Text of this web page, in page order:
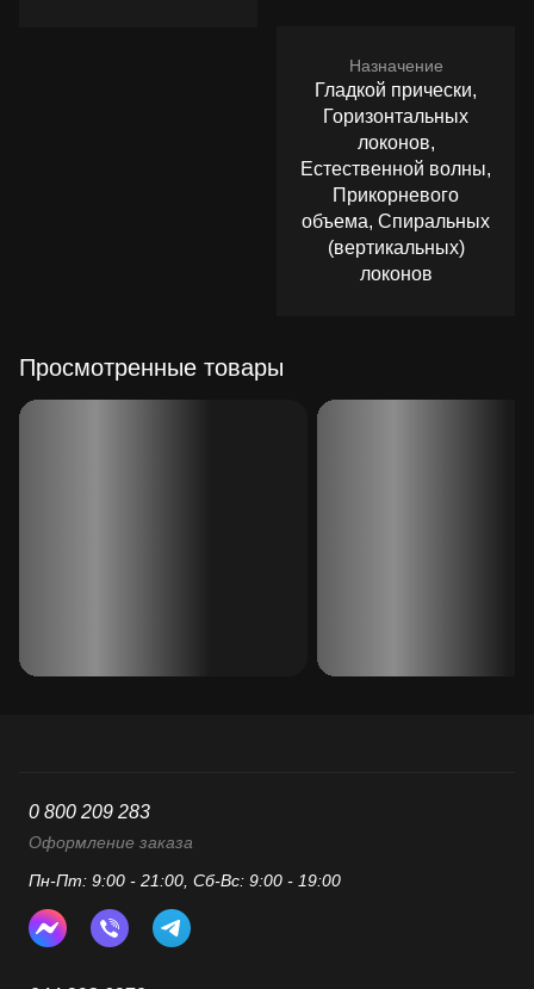
Назначение
Гладкой прически,
Горизонтальных
локонов,
Естественной волны,
Прикорневого
объема, Спиральных
(вертикальных)
локонов
Просмотренные товары
0 800 209 283
Оформление заказа
Пн-Пт: 9:00 - 21:00, Сб-Вс: 9:00 - 19:00